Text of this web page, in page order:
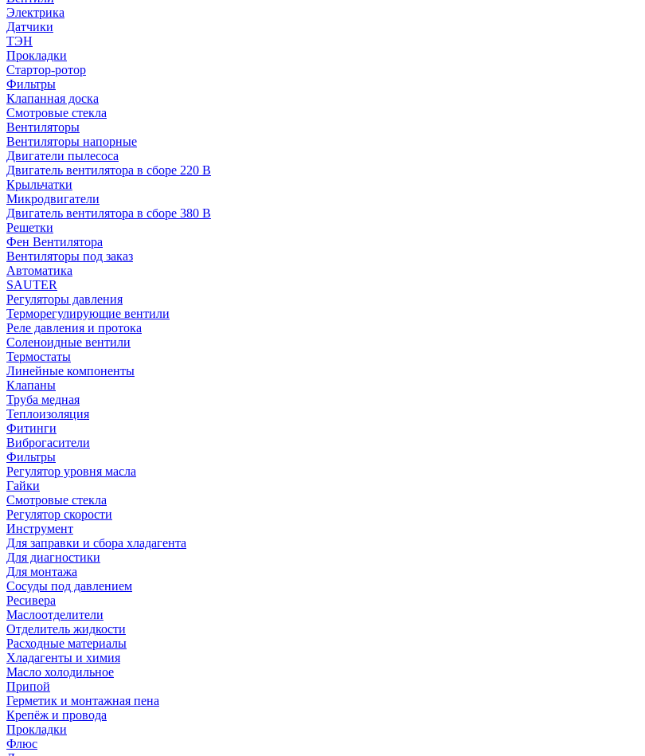
Электрика
Датчики
ТЭН
Прокладки
Стартор-ротор
Фильтры
Клапанная доска
Смотровые стекла
Вентиляторы
Вентиляторы напорные
Двигатели пылесоса
Двигатель вентилятора в сборе 220 В
Крыльчатки
Микродвигатели
Двигатель вентилятора в сборе 380 В
Решетки
Фен Вентилятора
Вентиляторы под заказ
Автоматика
SAUTER
Регуляторы давления
Терморегулирующие вентили
Реле давления и протока
Соленоидные вентили
Термостаты
Линейные компоненты
Клапаны
Труба медная
Теплоизоляция
Фитинги
Виброгасители
Фильтры
Регулятор уровня масла
Гайки
Смотровые стекла
Регулятор скорости
Инструмент
Для заправки и сбора хладагента
Для диагностики
Для монтажа
Сосуды под давлением
Ресивера
Маслоотделители
Отделитель жидкости
Расходные материалы
Хладагенты и химия
Масло холодильное
Припой
Герметик и монтажная пена
Крепёж и провода
Прокладки
Флюс